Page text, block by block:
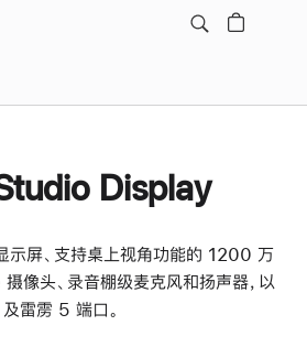
Display
屏、支持桌上视角功能的 1200 万
头、录音棚级麦克风和扬声器，以
及雷雳 5 端口。